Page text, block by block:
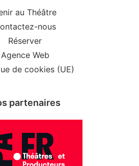
au Théâtre
nous
Réserver
Agence Web
de cookies (UE)
partenaires